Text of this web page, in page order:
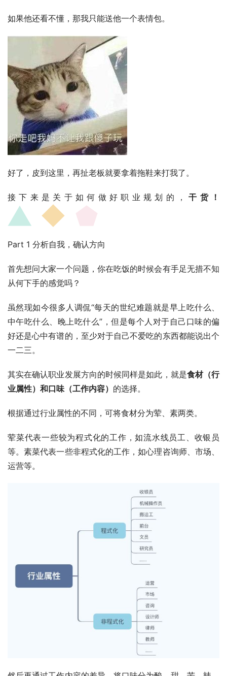
如果他还看不懂，那我只能送他一个表情包。
好了，皮到这里，再扯老板就要拿着拖鞋来打我了。
接下来是关于如何做好职业规划的，干货！
Part 1 分析自我，确认方向
首先想问大家一个问题，你在吃饭的时候会有手足无措不知
从何下手的感觉吗？
虽然现如今很多人调侃“每天的世纪难题就是早上吃什么、
中午吃什么、晚上吃什么”，但是每个人对于自己口味的偏
好还是心中有谱的，至少对于自己不爱吃的东西都能说出个
一二三。
其实在确认职业发展方向的时候同样是如此，就是食材（行
业属性）和口味（工作内容） 的选择。
根据通过行业属性的不同，可将食材分为荤、素两类。
荤菜代表一些较为程式化的工作，如流水线员工、收银员
等。素菜代表一些非程式化的工作，如心理咨询师、市场、
运营等。